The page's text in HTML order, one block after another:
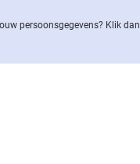
per­soons­ge­ge­vens? Klik dan